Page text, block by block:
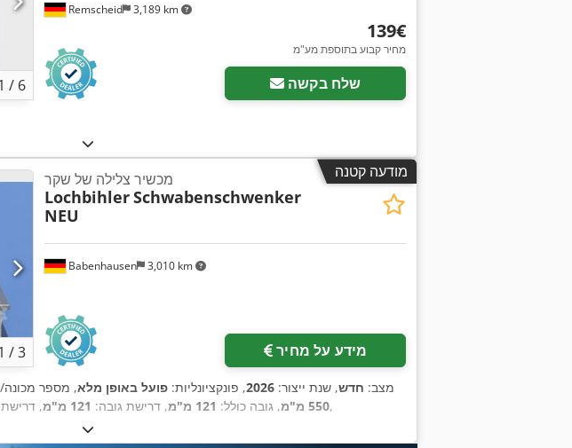
/ 6
Remscheid 3,189 km
‏139 ‏€
מחיר קבוע בתוספת מע"מ
שלח בקשה
מודעה קטנה
/3
Babenhausen 3,010 km
מכשיר צלילה של שקר
LochbihlerSchwabenschwenker
NEU
מידע על מחיר
מצב: חדש, שנת ייצור: 2026, פונקציונליות: פועל באופן מלא, מספר
550 מ"מ
, גובה כולל: 121 מ"מ , דרישת גובה: 121 מ"מ , ,